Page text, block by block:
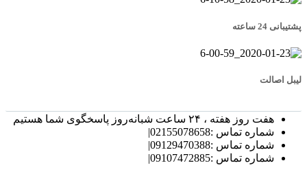
پشتیبانی 24 ساعته
لیبل اصالت
هفت روز هفته ، ۲۴ ساعت شبانه‌روز پاسخگوی شما هستیم
شماره تماس :02155078658|
شماره تماس :09129470388|
شماره تماس :09107472885|